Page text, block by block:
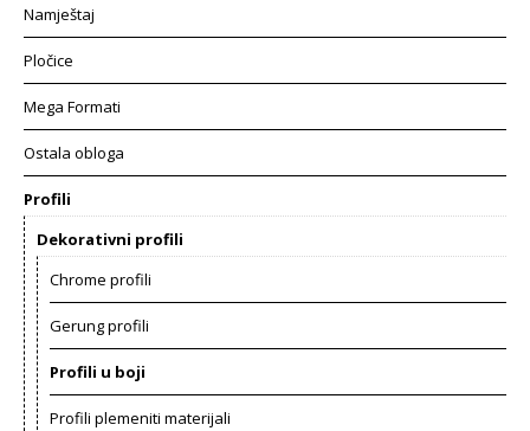
Namještaj
Pločice
Mega Formati
Ostala obloga
Profili
Dekorativni profili
Chrome profili
Gerung profili
Profili u boji
Profili plemeniti materijali